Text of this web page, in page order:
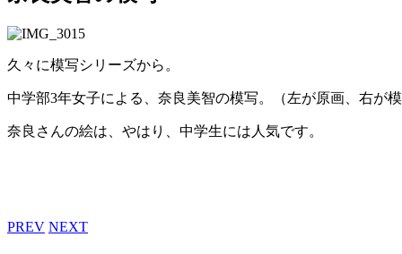
久々に模写シリーズから。
中学部3年女子による、奈良美智の模写。（左が原画、右が
奈良さんの絵は、やはり、中学生には人気です。
PREV NEXT